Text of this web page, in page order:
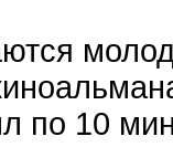
по 10